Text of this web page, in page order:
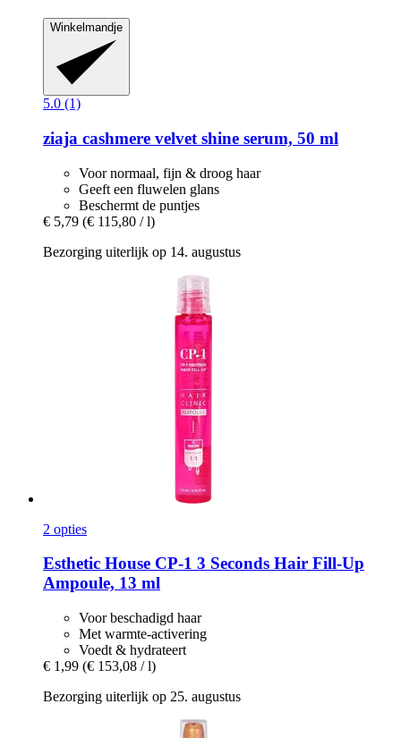
Winkelmandje
5.0 (1)
ziaja cashmere velvet shine serum, 50 ml
Voor normaal, fijn & droog haar
Geeft een fluwelen glans
Beschermt de puntjes
€ 5,79 (€ 115,80 / l)
Bezorging uiterlijk op 14. augustus
2 opties
Esthetic House CP-​1 3 Seconds Hair Fill-​Up
Ampoule, 13 ml
Voor beschadigd haar
Met warmte-activering
Voedt & hydrateert
€ 1,99 (€ 153,08 / l)
Bezorging uiterlijk op 25. augustus